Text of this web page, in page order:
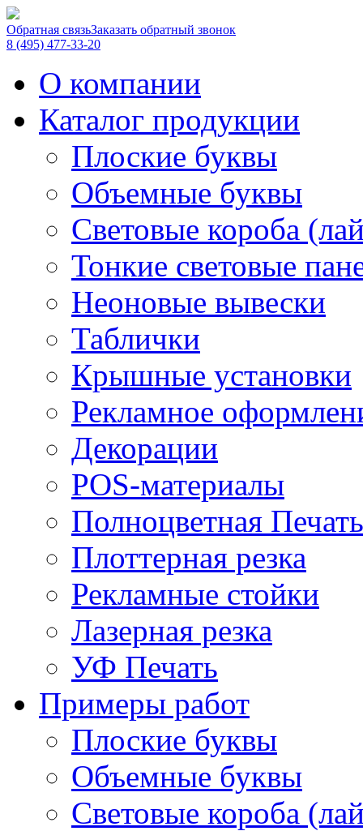
Обратная связьЗаказать обратный звонок
8 (495) 477-33-20
О компании
Каталог продукции
Плоские буквы
Объемные буквы
Световые короба
Тонкие световые
Неоновые вывески
Таблички
Крышные установки
Рекламное
Декорации
POS-материалы
Полноцветная Печать
Плоттерная резка
Рекламные стойки
Лазерная резка
УФ Печать
Примеры работ
Плоские буквы
Объемные буквы
Световые короба